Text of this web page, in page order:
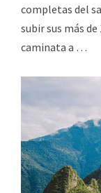
completas del
subir sus más
caminata a …